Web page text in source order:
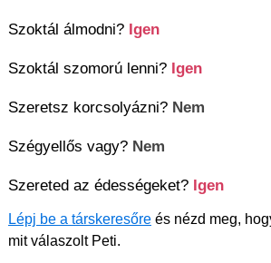
Szoktál álmodni? Igen
Szoktál szomorú lenni? Igen
Szeretsz korcsolyázni? Nem
Szégyellős vagy? Nem
Szereted az édességeket? Igen
Lépj be a társkeresőre és nézd meg,
mit válaszolt Peti.